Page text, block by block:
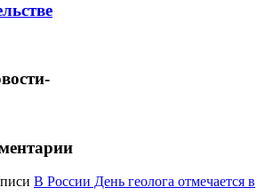
В России День геолога отмечается в